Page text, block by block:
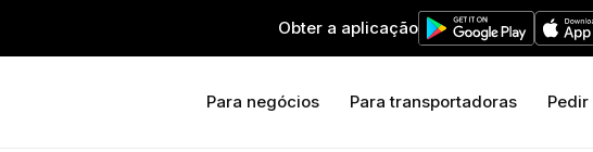
Obter a aplicação
Para negócios Para transportadoras